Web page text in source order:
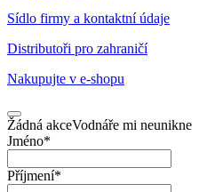
Sídlo firmy a kontaktní údaje
Distributoři pro zahraničí
Nakupujte v e-shopu
Žádná akceVodnáře mi neunikne
Jméno*
Příjmení*